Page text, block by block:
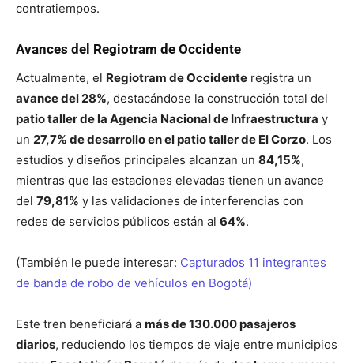
contratiempos.
Avances del Regiotram de Occidente
Actualmente, el Regiotram de Occidente registra un
avance del 28%, destacándose la construcción total del
patio taller de la Agencia Nacional de Infraestructura y
un 27,7% de desarrollo en el patio taller de El Corzo. Los
estudios y diseños principales alcanzan un 84,15%,
mientras que las estaciones elevadas tienen un avance
del 79,81% y las validaciones de interferencias con
redes de servicios públicos están al 64%.
(También le puede interesar: Capturados 11 integrantes
de banda de robo de vehículos en Bogotá)
Este tren beneficiará a más de 130.000 pasajeros
diarios, reduciendo los tiempos de viaje entre municipios